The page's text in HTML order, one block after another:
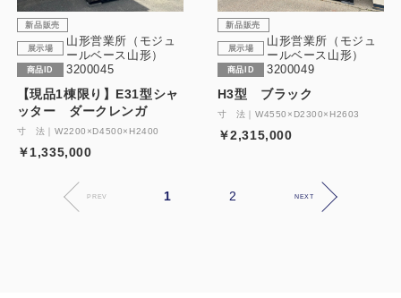
新品販売
展示場
山形営業所（モジュ
ールベース山形）
商品ID 3200045
【現品1棟限り】E31型シャ
ッター ダークレンガ
寸 法｜W2200×D4500×H2400
￥1,335,000
新品販売
展示場
山形営業所（モジュ
ールベース山形）
商品ID 3200049
H3型 ブラック
寸 法｜W4550×D2300×H2603
￥2,315,000
PREV 1 2 NEXT